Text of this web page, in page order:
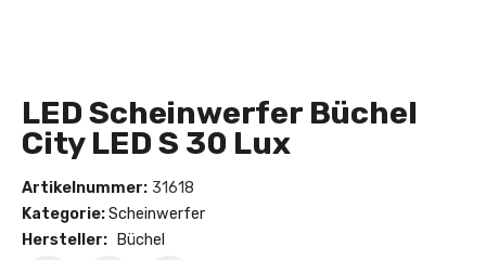
LED Scheinwerfer Büchel
City LED S 30 Lux
Artikelnummer: 31618
Kategorie:Scheinwerfer
Hersteller:
Büchel